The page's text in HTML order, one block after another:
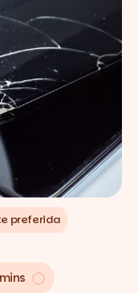
preferida